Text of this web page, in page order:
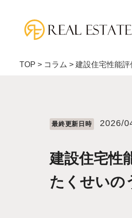
TOP > コラム > 建設住宅性能
最終更新⽇時 2026/
建設住宅性
たくせいの